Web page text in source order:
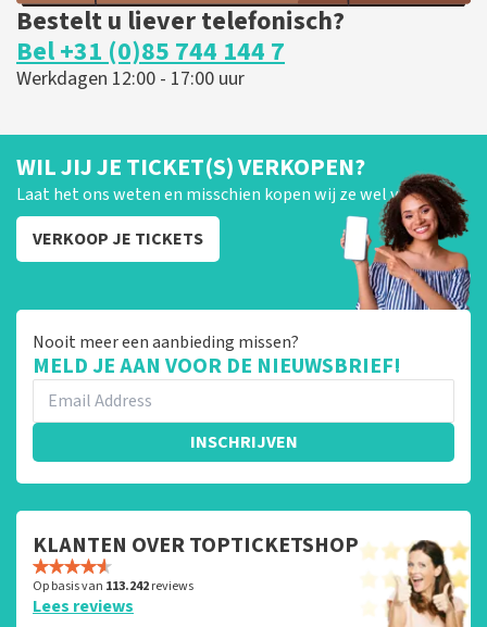
Bestelt u liever telefonisch?
Bel +31 (0)85 744 144 7
Werkdagen 12:00 - 17:00 uur
WIL JIJ JE TICKET(S) VERKOPEN?
Laat het ons weten en misschien kopen wij ze wel van je!
VERKOOP JE TICKETS
Nooit meer een aanbieding missen?
MELD JE AAN VOOR DE NIEUWSBRIEF!
INSCHRIJVEN
KLANTEN OVER TOPTICKETSHOP
Op basis van 113.242reviews
Lees reviews